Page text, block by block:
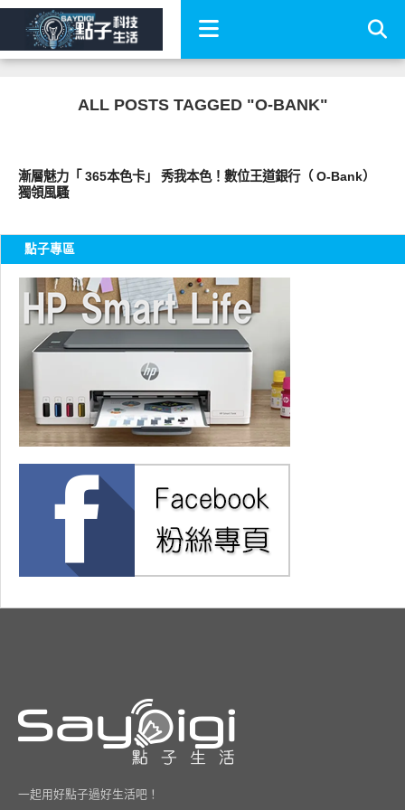
ALL POSTS TAGGED "O-BANK"
漸層魅力「 365本色卡」 秀我本色！數位王道銀行（ O-Bank）
獨領風騷
點子專區
一起用好點子過好生活吧！